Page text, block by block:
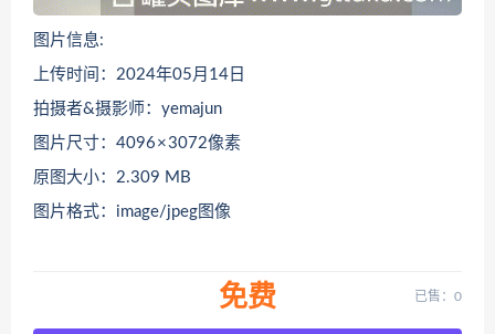
图片信息:
上传时间：2024年05月14日
拍摄者&摄影师：yemajun
图片尺寸：4096 × 3072像素
原图大小：2.309 MB
图片格式：image/jpeg图像
免费 已售：0